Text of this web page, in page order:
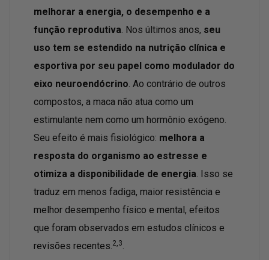
melhorar a energia, o desempenho e a
função reprodutiva. Nos últimos anos, seu
uso tem se estendido na nutrição clínica e
esportiva por seu papel como modulador do
eixo neuroendócrino. Ao contrário de outros
compostos, a maca não atua como um
estimulante nem como um hormônio exógeno.
Seu efeito é mais fisiológico: melhora a
resposta do organismo ao estresse e
otimiza a disponibilidade de energia. Isso se
traduz em menos fadiga, maior resistência e
melhor desempenho físico e mental, efeitos
que foram observados em estudos clínicos e
revisões recentes.2,3.